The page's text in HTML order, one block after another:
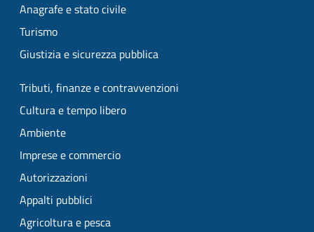
Anagrafe e stato civile
Turismo
Giustizia e sicurezza pubblica
Tributi, finanze e contravvenzioni
Cultura e tempo libero
Ambiente
Imprese e commercio
Autorizzazioni
Appalti pubblici
Agricoltura e pesca